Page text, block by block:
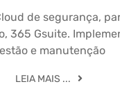
de segurança,
365 Gsuite.
e manutenção
LEIA MAIS ...